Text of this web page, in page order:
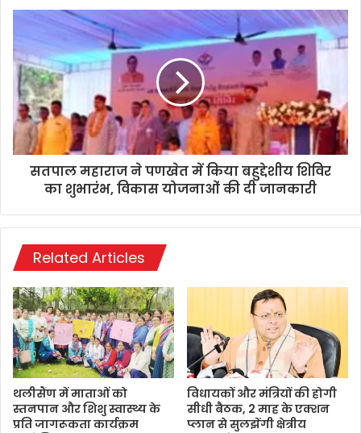
सतपाल महाराज ने पणखेत में किया बहुद्देशीय शिविर
का शुभारंभ, विकास योजनाओं की दी जानकारी
Related Articles
थलीसैंण में माताओं को
स्तनपान और शिशु स्वास्थ्य के
प्रति जागरूकता कार्यक्रम
विधायकों और मंत्रियों की होगी
सीधी बैठक, 2 माह के एक्शन
प्लान से सुलझेंगी क्षेत्रीय